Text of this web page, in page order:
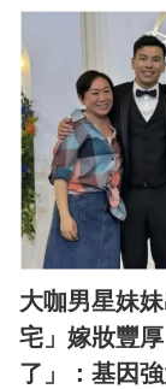
大咖男星妹
宅」嫁妝豐
了」：基因